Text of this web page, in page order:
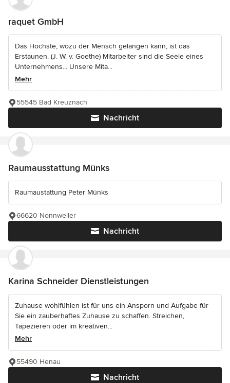
raquet GmbH
Das Höchste, wozu der Mensch gelangen kann, ist das
Erstaunen. (J. W. v. Goethe) Mitarbeiter sind die Seele eines
Unternehmens... Unsere Mita...
Mehr
Nachricht
55545 Bad Kreuznach
Raumausstattung Münks
Raumaustattung Peter Münks
Nachricht
66620 Nonnweiler
Karina Schneider Dienstleistungen
Zuhause wohlfühlen ist für uns ein Ansporn und Aufgabe für
Sie ein zauberhaftes Zuhause zu schaffen. Streichen,
Tapezieren oder im kreativen...
Mehr
Nachricht
55490 Henau